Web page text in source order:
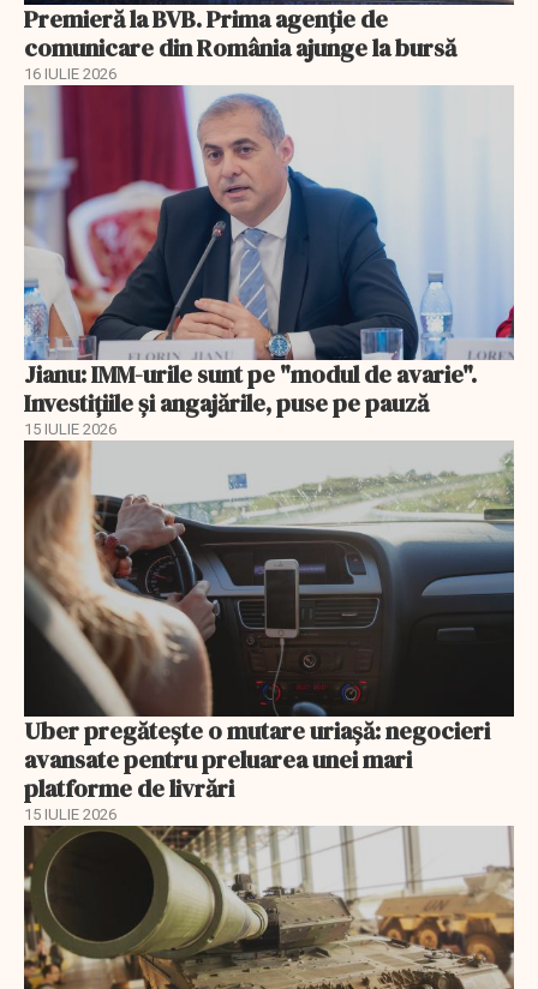
Premieră la BVB. Prima agenție de
comunicare din România ajunge la bursă
16 IULIE 2026
Jianu: IMM-urile sunt pe "modul de avarie".
Investițiile și angajările, puse pe pauză
15 IULIE 2026
Uber pregătește o mutare uriașă: negocieri
avansate pentru preluarea unei mari
platforme de livrări
15 IULIE 2026